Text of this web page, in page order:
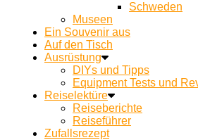
Schweden
Museen
Ein Souvenir aus
Auf den Tisch
Ausrüstung
DIYs und Tipps
Equipment Tests und
Reiselektüre
Reiseberichte
Reiseführer
Zufallsrezept